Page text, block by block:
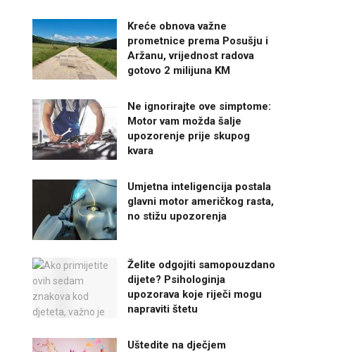
Kreće obnova važne
prometnice prema Posušju i
Aržanu, vrijednost radova
gotovo 2 milijuna KM
Ne ignorirajte ove simptome:
Motor vam možda šalje
upozorenje prije skupog
kvara
Umjetna inteligencija postala
glavni motor američkog rasta,
no stižu upozorenja
Želite odgojiti samopouzdano
dijete? Psihologinja
upozorava koje riječi mogu
napraviti štetu
Uštedite na dječjem